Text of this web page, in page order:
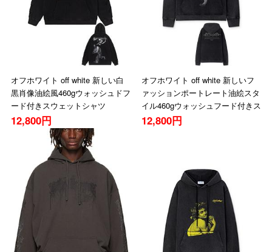
オフホワイト off white 新しい白
黒肖像油絵風460gウォッシュドフ
ード付きスウェットシャツ
12,800円
オフホワイト off white 新しいフ
ァッションポートレート油絵スタ
イル460gウォッシュフード付きス
ウェットシャツ
12,800円